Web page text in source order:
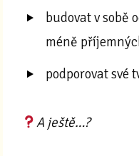
budovat v sobě
méně
podporovat své
A ještě…?